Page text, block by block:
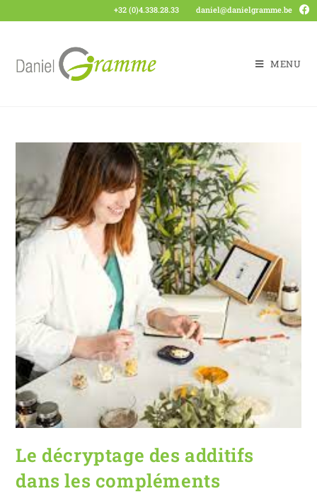
+32 (0)4.338.28.33 daniel@danielgramme.be
MENU
Le décryptage des additifs
dans les compléments